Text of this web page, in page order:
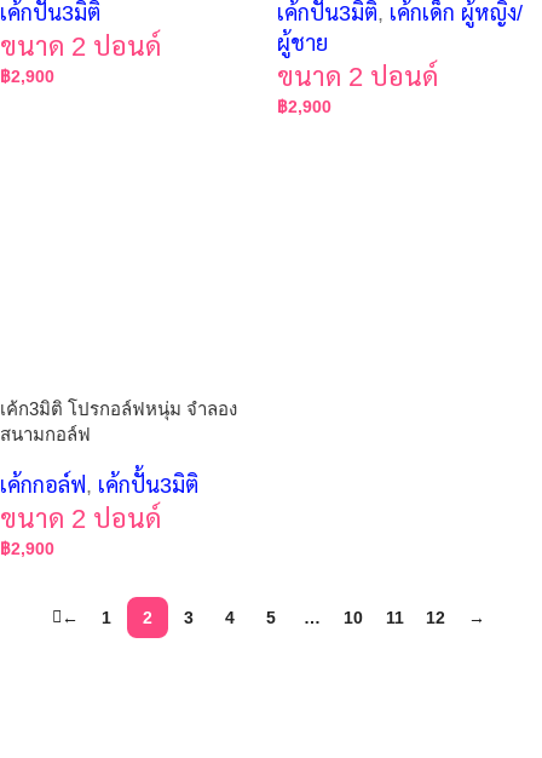
เค้กปั้น3มิติ
ขนาด 2 ปอนด์
฿2,900
เค้กปั้น3มิติ, เค้กเด็ก ผู้หญิง/
ผู้ชาย
ขนาด 2 ปอนด์
฿2,900
เค้ก3มิติ โปรกอล์ฟหนุ่ม จำลอง
สนามกอล์ฟ
เค้กกอล์ฟ, เค้กปั้น3มิติ
ขนาด 2 ปอนด์
฿2,900
← 1 2 3 4 5 … 10 11 12 →